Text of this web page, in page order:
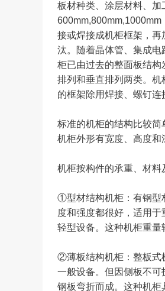
板材种类、涂层材料、
接或焊接成机柜框架，
汰。随着晶体管、集成
柜已由过去的整面板结
排列和垂直排列两类。
的框架除用焊接、螺钉连
标准的机柜的结构比较
机柜外形有宽度、高度和
机柜按构件的承重、材料
①型材结构机柜：有钢型
度和强度都很好，适用
轻型设备。这种机柜重量
②薄板结构机柜：整板式
一般设备。但因侧板不
钢板弯折而成。这种机柜